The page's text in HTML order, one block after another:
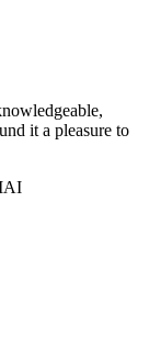
it a pleasure to